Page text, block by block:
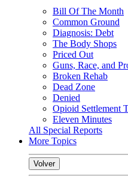
Bill Of The Month
Common Ground
Diagnosis: Debt
The Body Shops
Priced Out
Guns, Race, and
Broken Rehab
Dead Zone
Denied
Opioid Settlement
Eleven Minutes
All Special Reports
More Topics
Volver